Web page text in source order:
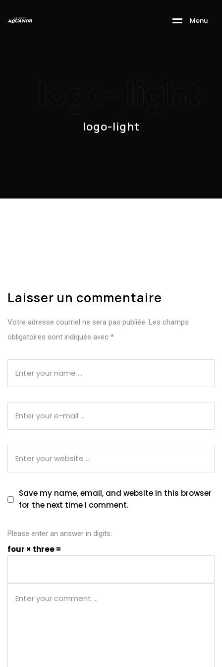
Menu
logo-light
Laisser un commentaire
Votre adresse courriel ne sera pas publiée. Les champs
obligatoires sont indiqués avec *
Save my name, email, and website in this browser
for the next time I comment.
Please enter an answer in digits:
four × three =